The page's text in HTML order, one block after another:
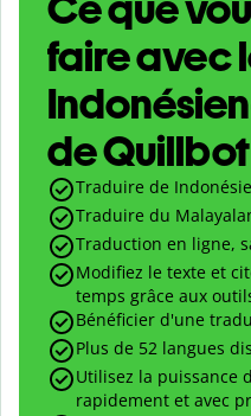
faire avec
de Quillbot
Traduire de
Traduire du
Traduction en ligne,
Modifiez le texte et
temps grâce aux
Bénéficier d'une
Plus de 52 langues
Utilisez la puissance
rapidement et avec